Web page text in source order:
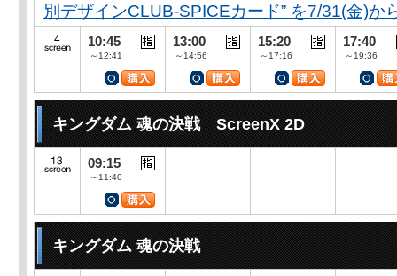
別デザインCLUB-SPICEカード” を7/31(金)か
10:45
～12:41
13:00
～14:56
15:20
～17:16
17:40
～19:36
キングダム 魂の決戦 ScreenX 2D
09:15
～11:40
キングダム 魂の決戦